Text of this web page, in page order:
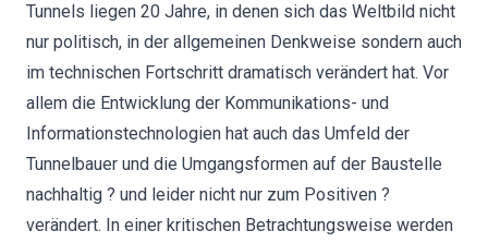
Tunnels liegen 20 Jahre, in denen sich das Weltbild nicht
nur politisch, in der allgemeinen Denkweise sondern auch
im technischen Fortschritt dramatisch verändert hat. Vor
allem die Entwicklung der Kommunikations- und
Informationstechnologien hat auch das Umfeld der
Tunnelbauer und die Umgangsformen auf der Baustelle
nachhaltig ? und leider nicht nur zum Positiven ?
verändert. In einer kritischen Betrachtungsweise werden